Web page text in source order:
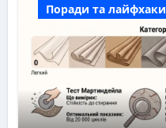
Поради та лайфхаки